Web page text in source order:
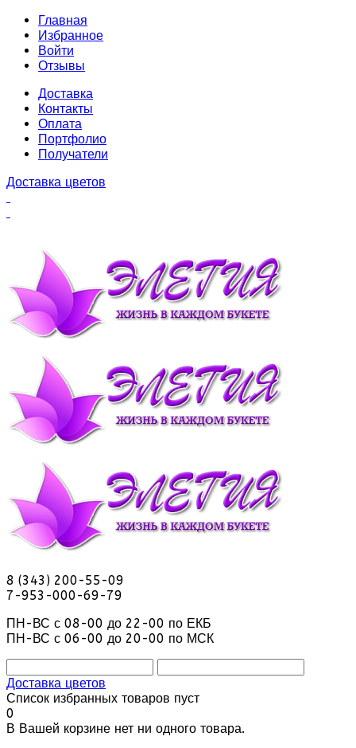
Главная
Избранное
Войти
Отзывы
Доставка
Контакты
Оплата
Портфолио
Получатели
Доставка цветов
8 (343) 200-55-09
7-953-000-69-79
ПН-ВС с 08-00 до 22-00 по ЕКБ
ПН-ВС с 06-00 до 20-00 по МСК
Доставка цветов
Список избранных товаров пуст
0
В Вашей корзине нет ни одного товара.